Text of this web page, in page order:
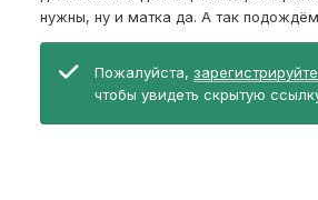
нужны, ну и матка да. А так
Пожалуйста,
чтобы увидеть скрытую